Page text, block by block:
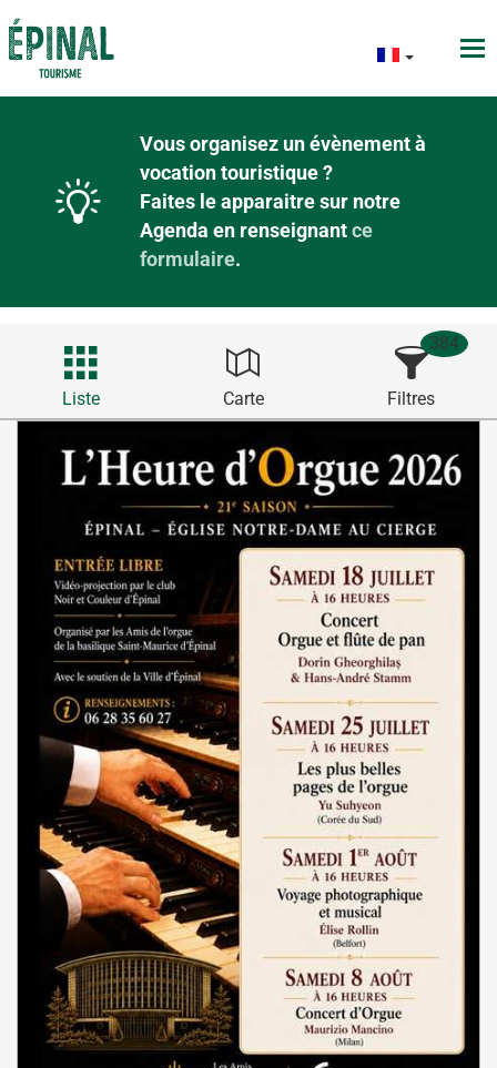
Vous organisez un évènement à
vocation touristique ?
Faites le apparaitre sur notre
Agenda en renseignantce
formulaire.
Liste Carte Filtres
384